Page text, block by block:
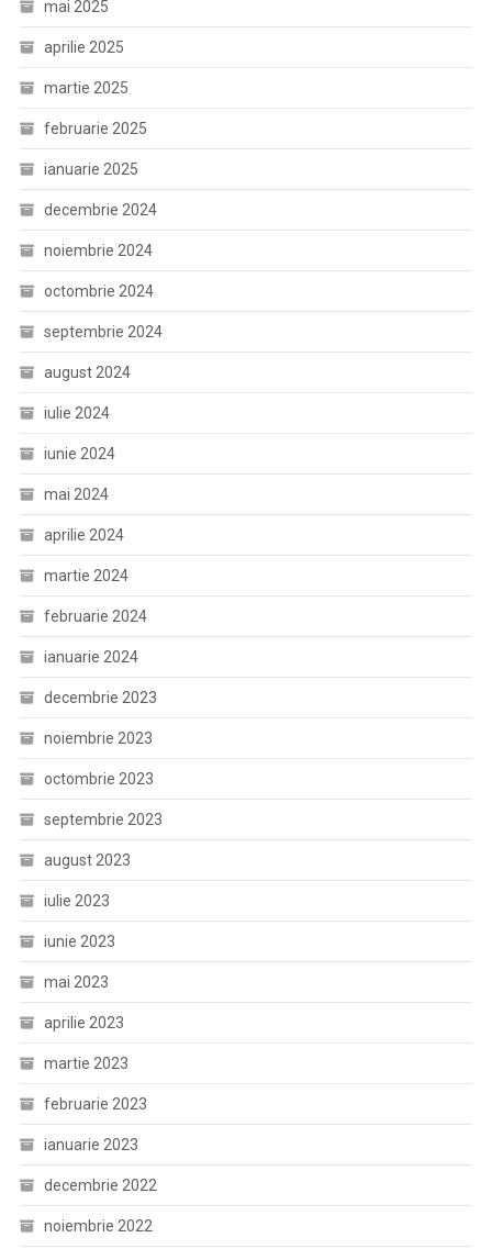
mai 2025
aprilie 2025
martie 2025
februarie 2025
ianuarie 2025
decembrie 2024
noiembrie 2024
octombrie 2024
septembrie 2024
august 2024
iulie 2024
iunie 2024
mai 2024
aprilie 2024
martie 2024
februarie 2024
ianuarie 2024
decembrie 2023
noiembrie 2023
octombrie 2023
septembrie 2023
august 2023
iulie 2023
iunie 2023
mai 2023
aprilie 2023
martie 2023
februarie 2023
ianuarie 2023
decembrie 2022
noiembrie 2022